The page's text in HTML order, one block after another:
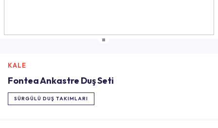
KALE
Fontea Ankastre Duş Seti
SÜRGÜLÜ DUŞ TAKIMLARI